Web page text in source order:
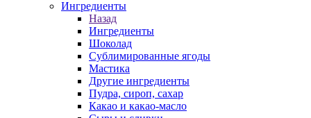
Ингредиенты
Назад
Ингредиенты
Шоколад
Сублимированные ягоды
Мастика
Другие ингредиенты
Пудра, сироп, сахар
Какао и какао-масло